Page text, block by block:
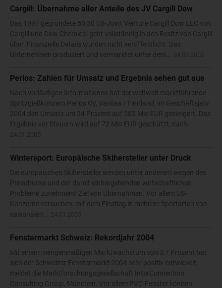
Cargill: Übernahme aller Anteile des JV Cargill Dow
Das 1997 gegründete 50:50 US-Joint Venture Cargill Dow LLC von
Cargill und Dow Chemical geht vollständig in den Besitz von Cargill
über. Finanzielle Details wurden nicht veröffentlicht. Das
Unternehmen produziert und vermarktet unter dem...
Perlos: Zahlen für Umsatz und Ergebnis sehen gut aus
Nach vorläufigen Informationen hat der weltweit marktführende
Spritzgießkonzern Perlos Oy, Vantaa / Finnland, im Geschäftsjahr
2004 den Umsatz um 24 Prozent auf 582 Mio EUR gesteigert. Das
Ergebnis vor Steuern wird auf 72 Mio EUR geschätzt, nach...
Wintersport: Europäische Skihersteller unter Druck
Die europäischen Skihersteller werden unter anderem wegen des
Preisdrucks und der damit einhergehenden wirtschaftlichen
Probleme zunehmend Ziel von Übernahmen. Vor allem US-
Konzerne versuchen, mit dem Einstieg in mehrere Sportarten von
saisonalen...
Fenstermarkt Schweiz: Rekordjahr 2004
Mit einem mengenmäßigen Marktwachstum von 3,7 Prozent hat
sich der Schweizer Fenstermarkt 2004 sehr positiv entwickelt,
meldet die Marktforschungsgesellschaft InterConnection
Consulting Group, München. Vor allem PVC-Fenster können